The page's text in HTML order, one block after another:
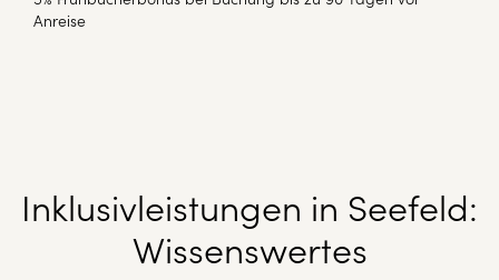
Anreise
Inklusivleistungen in Seefeld:
Wissenswertes